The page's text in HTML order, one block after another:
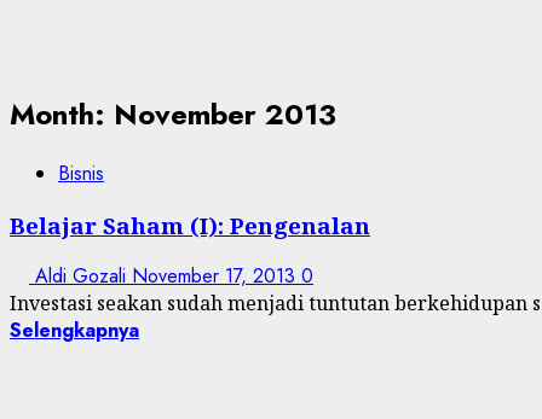
Month: November 2013
Bisnis
Belajar Saham (I): Pengenalan
Aldi Gozali November 17, 2013 0
Investasi seakan sudah menjadi tuntutan berkehidupan
Selengkapnya